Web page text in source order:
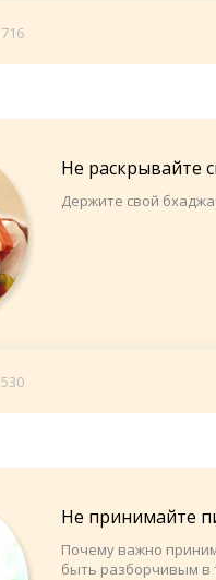
716
Не раскрывайте
Держите свой
530
Не принимайте
Почему важно
быть разборчивым в